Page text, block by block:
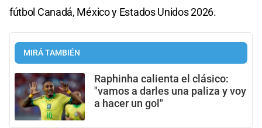
fútbol Canadá, México y Estados Unidos 2026.
MIRÁ TAMBIÉN
Raphinha calienta el clásico:
"vamos a darles una paliza y voy
a hacer un gol"